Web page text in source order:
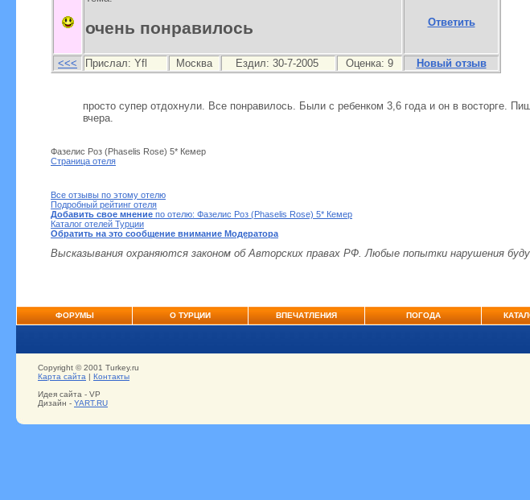
очень понравилось Ответить
<<< Прислал: Yfl Москва Ездил: 30-7-2005 Оценка: 9 Новый отзыв
просто супер отдохнули. Все понравилось. Были с ребенком 3,6 года и он в восторге.
вчера.
Фазелис Роз (Phaselis Rose) 5* Кемер
Страница отеля
Все отзывы по этому отелю
Подробный рейтинг отеля
Добавить свое мнение по отелю: Фазелис Роз (Phaselis Rose) 5* Кемер
Каталог отелей Турции
Обратить на это сообщение внимание Модератора
Высказывания охраняются законом об Авторских правах РФ. Любые попытки нарушения
ФОРУМЫ О ТУРЦИИ ВПЕЧАТЛЕНИЯ ПОГОДА
Copyright © 2001 Turkey.ru
Карта сайта | Контакты
Идея сайта - VP
Дизайн - YART.RU